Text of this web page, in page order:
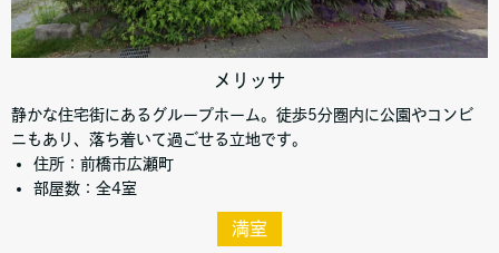
メリッサ
静かな住宅街にあるグループホーム。徒歩5分圏内に公園やコンビ
ニもあり、落ち着いて過ごせる立地です。
住所：前橋市広瀬町
部屋数：全4室
満室